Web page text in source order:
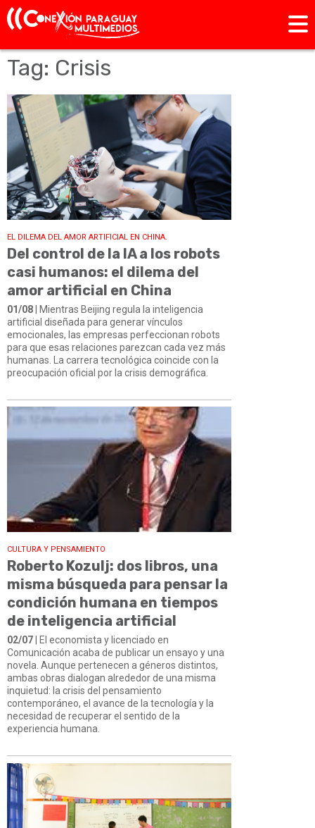
Tag: Crisis
EL DILEMA DEL AMOR ARTIFICIAL EN CHINA.
Del control de la IA a los robots
casi humanos: el dilema del
amor artificial en China
01/08 | Mientras Beijing regula la inteligencia
artificial diseñada para generar vínculos
emocionales, las empresas perfeccionan robots
para que esas relaciones parezcan cada vez más
humanas. La carrera tecnológica coincide con la
preocupación oficial por la crisis demográfica.
CULTURA Y PENSAMIENTO
Roberto Kozulj: dos libros, una
misma búsqueda para pensar la
condición humana en tiempos
de inteligencia artificial
02/07 | El economista y licenciado en
Comunicación acaba de publicar un ensayo y una
novela. Aunque pertenecen a géneros distintos,
ambas obras dialogan alrededor de una misma
inquietud: la crisis del pensamiento
contemporáneo, el avance de la tecnología y la
necesidad de recuperar el sentido de la
experiencia humana.